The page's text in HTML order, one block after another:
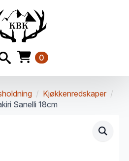
0
Kjøkkenredskaper
Sanelli 18cm